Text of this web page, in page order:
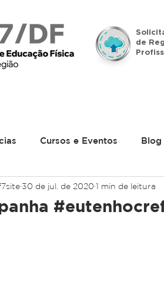
de
Cursos e Eventos Blog
30 de jul. de 2020 1 min de leitura